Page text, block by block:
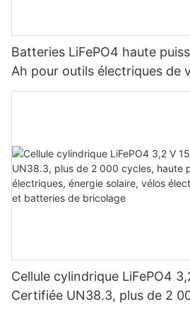
Batteries LiFePO4 haute
Ah pour outils électriques de
électriques
Cellule cylindrique LiFePO4
Certifiée UN38.3, plus de 2